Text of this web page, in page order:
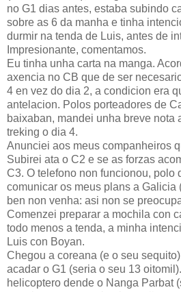
no G1 dias antes, estaba subindo
sobre as 6 da manha e tinha
durmir na tenda de Luis, antes de
Impresionante, comentamos.
Eu tinha unha carta na manga.
axencia no CB que de ser
4 en vez do dia 2, a condicion era
antelacion. Polos porteadores de
baixaban, mandei unha breve nota
treking o dia 4.
Anunciei aos meus companheiros
Subirei ata o C2 e se as forzas
C3. O telefono non funcionou, polo
comunicar os meus plans a Galicia
ben non venha: asi non se
Comenzei preparar a mochila con
todo menos a tenda, a minha
Luis con Boyan.
Chegou a coreana (e o seu
acadar o G1 (seria o seu 13
helicoptero dende o Nanga Parbat